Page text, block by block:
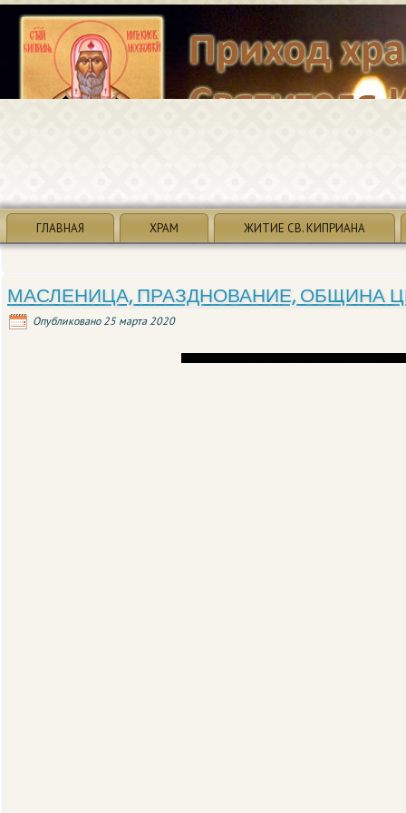
ГЛАВНАЯ ХРАМ ЖИТИЕ СВ. КИПРИАНА
МАСЛЕНИЦА, ПРАЗДНОВАНИЕ, ОБЩИНА
Опубликовано 25 марта 2020